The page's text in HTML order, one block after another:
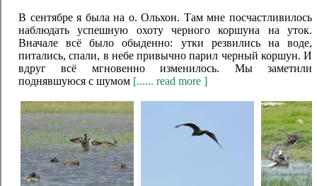
В сентябре я была на о. Ольхон. Там мне посчастливилось
наблюдать успешную охоту черного коршуна на уток.
Вначале всё было обыденно: утки резвились на воде,
питались, спали, в небе привычно парил черный коршун. И
вдруг всё мгновенно изменилось. Мы заметили
поднявшуюся с шумом [...... read more ]